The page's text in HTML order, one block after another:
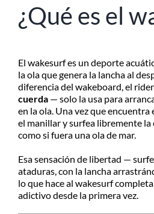
¿Qué es el
El wakesurf es un deporte
la ola que genera la lancha al
diferencia del wakeboard, el rider
cuerda — solo la usa para
en la ola. Una vez que
el manillar y surfea libremente la
como si fuera una ola de mar.
Esa sensación de libertad —
ataduras, con la lancha
lo que hace al wakesurf
adictivo desde la primera vez.